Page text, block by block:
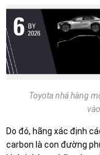
Toyota nhá hàng
Do đó, hãng xác định
carbon là con đường